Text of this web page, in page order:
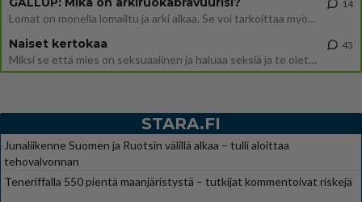
Lomat on monella lomailtu ja arki alkaa. Se voi tarkoittaa myös sitä, että grillailut on grillattu ja palataan arjen ruo
14
Naiset kertokaa
Miksi se että mies on seksuaalinen ja haluaa seksiä ja te olette hänen mielestänne haluttava on vastenmielistä? Mikä sii
43
STARA.FI
Junaliikenne Suomen ja Ruotsin välillä alkaa – tulli aloittaa
tehovalvonnan
Teneriffalla 550 pientä maanjäristystä – tutkijat kommentoivat riskejä